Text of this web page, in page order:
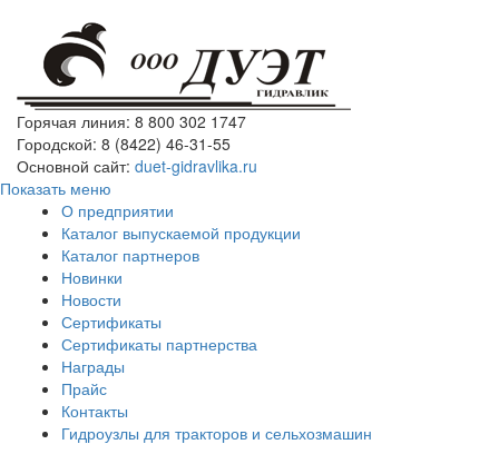
Горячая линия: 8 800 302 1747
Городской: 8 (8422) 46-31-55
Основной сайт: duet-gidravlika.ru
Показать меню
О предприятии
Каталог выпускаемой продукции
Каталог партнеров
Новинки
Новости
Сертификаты
Сертификаты партнерства
Награды
Прайс
Контакты
Гидроузлы для тракторов и сельхозмашин